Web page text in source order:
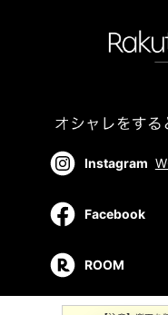
Instagram
Facebook
ROOM